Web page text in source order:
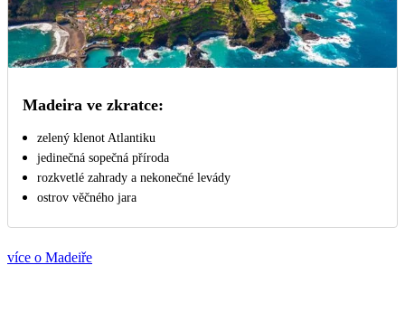
Madeira ve zkratce:
zelený klenot Atlantiku
jedinečná sopečná příroda
rozkvetlé zahrady a nekonečné levády
ostrov věčného jara
více o Madeiře